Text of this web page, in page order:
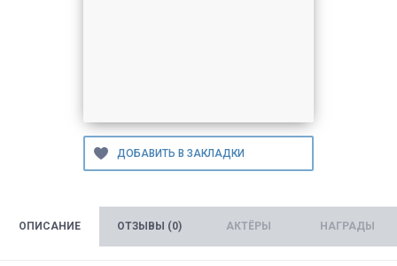
ОПИСАНИЕ ОТЗЫВЫ (0) АКТЁРЫ НАГРАДЫ